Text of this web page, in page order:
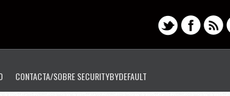
CONTACTA/SOBRE SECURITYBYDEFAULT